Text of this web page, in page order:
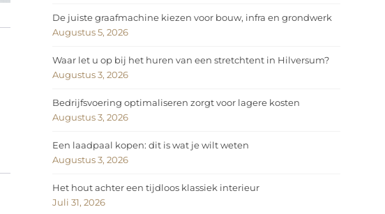
De juiste graafmachine kiezen voor bouw, infra en grondwerk
Augustus 5, 2026
Waar let u op bij het huren van een stretchtent in Hilversum?
Augustus 3, 2026
Bedrijfsvoering optimaliseren zorgt voor lagere kosten
Augustus 3, 2026
Een laadpaal kopen: dit is wat je wilt weten
Augustus 3, 2026
Het hout achter een tijdloos klassiek interieur
Juli 31, 2026